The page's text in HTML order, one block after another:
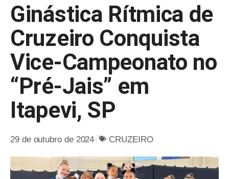
Ginástica Rítmica de
Cruzeiro Conquista
Vice-Campeonato no
“Pré-Jais” em
Itapevi, SP
29 de outubro de 2024 CRUZEIRO